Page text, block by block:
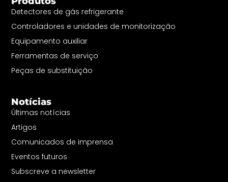
Detectores de gás refrigerante
Controladores e unidades de monitorização
Equipamento auxiliar
Ferramentas de serviço
Peças de substituição
Notícias
Últimas notícias
Artigos
Comunicados de imprensa
Eventos futuros
Subscreve a newsletter